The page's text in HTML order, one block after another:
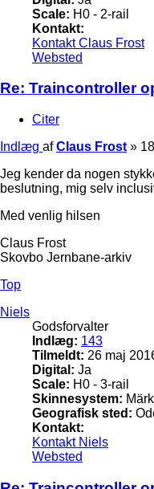
Scale: H0 - 2-rail
Kontakt:
Kontakt Claus Frost
Websted
Re: Traincontroller
Citer
Indlæg afClaus Frost »
Jeg kender da nogen
beslutning, mig selv
Med venlig hilsen
Claus Frost
Skovbo Jernbane-arkiv
Top
Niels
Godsforvalter
Indlæg: 143
Tilmeldt: 26 maj
Digital: Ja
Scale: H0 - 3-rail
Skinnesystem:
Geografisk sted:
Kontakt:
Kontakt Niels
Websted